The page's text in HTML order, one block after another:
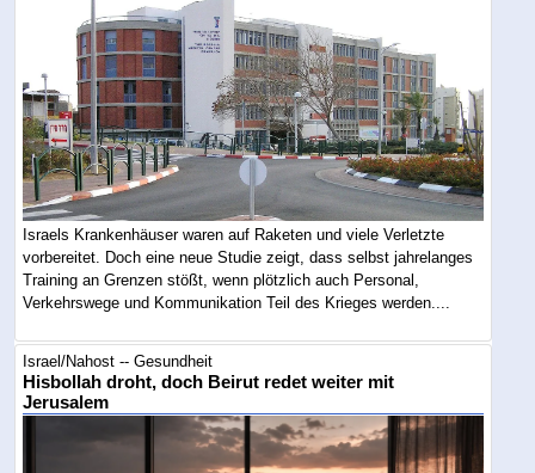
Israels Krankenhäuser waren auf Raketen und viele Verletzte
vorbereitet. Doch eine neue Studie zeigt, dass selbst jahrelanges
Training an Grenzen stößt, wenn plötzlich auch Personal,
Verkehrswege und Kommunikation Teil des Krieges werden....
Israel/Nahost -- Gesundheit
Hisbollah droht, doch Beirut redet weiter mit
Jerusalem